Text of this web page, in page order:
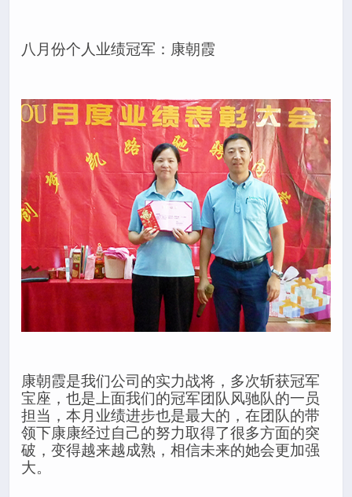
八月份个人业绩冠军：康朝霞
康朝霞是我们公司的实力战将，多次斩获冠军
宝座，也是上面我们的冠军团队风驰队的一员
担当，本月业绩进步也是最大的，在团队的带
领下康康经过自己的努力取得了很多方面的突
破，变得越来越成熟，相信未来的她会更加强
大。